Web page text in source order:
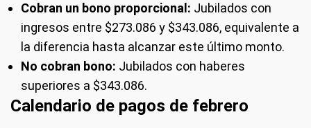
Cobran un bono proporcional: Jubilados con
ingresos entre $273.086 y $343.086, equivalente a
la diferencia hasta alcanzar este último monto.
No cobran bono: Jubilados con haberes
superiores a $343.086.
Calendario de pagos de febrero